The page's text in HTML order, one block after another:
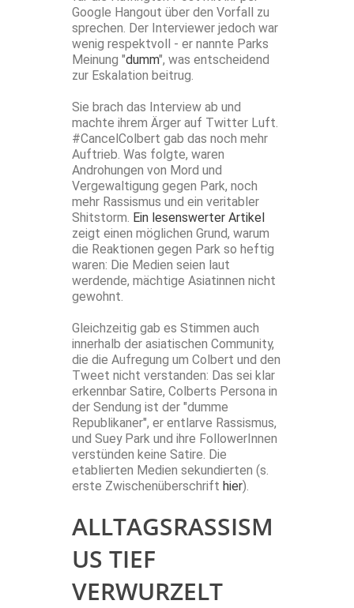
Google Hangout über den Vorfall zu
sprechen. Der Interviewer jedoch war
wenig respektvoll - er nannte Parks
Meinung "dumm", was entscheidend
zur Eskalation beitrug.
Sie brach das Interview ab und
machte ihrem Ärger auf Twitter Luft.
#CancelColbert gab das noch mehr
Auftrieb. Was folgte, waren
Androhungen von Mord und
Vergewaltigung gegen Park, noch
mehr Rassismus und ein veritabler
Shitstorm. Ein lesenswerter Artikel
zeigt einen möglichen Grund, warum
die Reaktionen gegen Park so heftig
waren: Die Medien seien laut
werdende, mächtige Asiatinnen nicht
gewohnt.
Gleichzeitig gab es Stimmen auch
innerhalb der asiatischen Community,
die die Aufregung um Colbert und den
Tweet nicht verstanden: Das sei klar
erkennbar Satire, Colberts Persona in
der Sendung ist der "dumme
Republikaner", er entlarve Rassismus,
und Suey Park und ihre FollowerInnen
verstünden keine Satire. Die
etablierten Medien sekundierten (s.
erste Zwischenüberschrift hier).
ALLTAGSRASSISM
US TIEF
VERWURZELT